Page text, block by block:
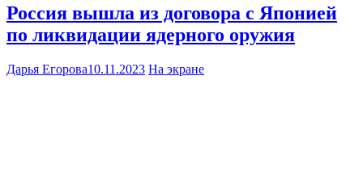
Россия вышла из договора с Японией
по ликвидации ядерного оружия
Дарья Егорова10.11.2023 На экране